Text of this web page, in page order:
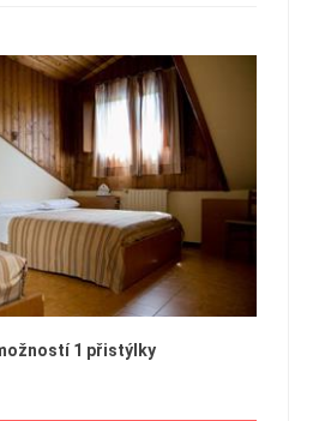
1 přistýlky